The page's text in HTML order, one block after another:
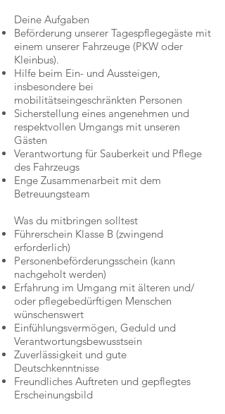
Deine Aufgaben
Beförderung unserer Tagespflegegäste mit
einem unserer Fahrzeuge (PKW oder
Kleinbus).
Hilfe beim Ein- und Aussteigen,
insbesondere bei
mobilitätseingeschränkten Personen
Sicherstellung eines angenehmen und
respektvollen Umgangs mit unseren
Gästen
Verantwortung für Sauberkeit und Pflege
des Fahrzeugs
Enge Zusammenarbeit mit dem
Betreuungsteam
Was du mitbringen solltest
Führerschein Klasse B (zwingend
erforderlich)
Personenbeförderungsschein (kann
nachgeholt werden)
Erfahrung im Umgang mit älteren und/
oder pflegebedürftigen Menschen
wünschenswert
Einfühlungsvermögen, Geduld und
Verantwortungsbewusstsein
Zuverlässigkeit und gute
Deutschkenntnisse
Freundliches Auftreten und gepflegtes
Erscheinungsbild